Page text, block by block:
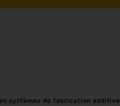
systèmes de fabrication additive